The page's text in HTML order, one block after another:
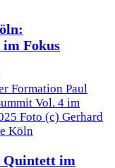
im Fokus
Quintett im